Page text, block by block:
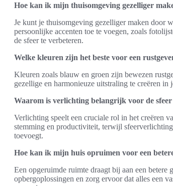
Hoe kan ik mijn thuisomgeving gezelliger
Je kunt je thuisomgeving gezelliger maken door
persoonlijke accenten toe te voegen, zoals
de sfeer te verbeteren.
Welke kleuren zijn het beste voor een
Kleuren zoals blauw en groen zijn bewezen
gezellige en harmonieuze uitstraling te creëren in
Waarom is verlichting belangrijk voor de
Verlichting speelt een cruciale rol in het creëren
stemming en productiviteit, terwijl
toevoegt.
Hoe kan ik mijn huis opruimen voor een
Een opgeruimde ruimte draagt bij aan een betere
opbergoplossingen en zorg ervoor dat alles een